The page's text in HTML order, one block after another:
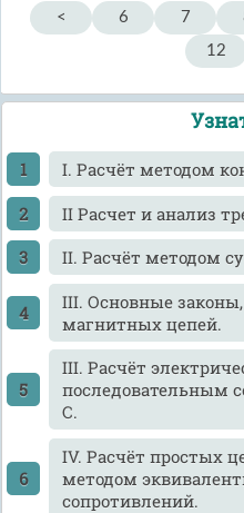
< 6 7
12
I. Расчёт методом
II Расчет и анализ
II. Расчёт методом
III. Основные
магнитных цепей.
III. Расчёт
последовательным
C.
IV. Расчёт простых
методом
сопротивлений.